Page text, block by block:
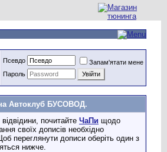
Псевдо
Запам'ятати мене
Пароль
Автоклуб БУСОВОД.
почитайте ЧаПи щодо
своїх дописів необхідно
переглянути дописи оберіть один з
нижче.